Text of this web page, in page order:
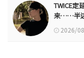
TWICE定
来……半
2026/